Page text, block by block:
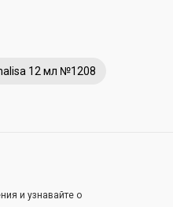
12 мл №1208
и узнавайте о